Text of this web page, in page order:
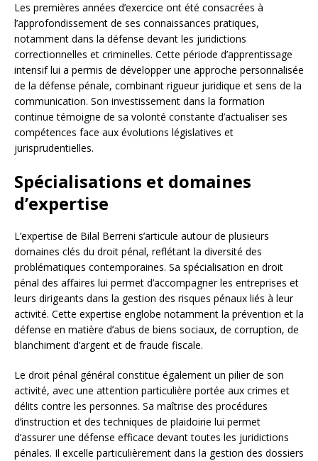
Les premières années d’exercice ont été consacrées à
l’approfondissement de ses connaissances pratiques,
notamment dans la défense devant les juridictions
correctionnelles et criminelles. Cette période d’apprentissage
intensif lui a permis de développer une approche personnalisée
de la défense pénale, combinant rigueur juridique et sens de la
communication. Son investissement dans la formation
continue témoigne de sa volonté constante d’actualiser ses
compétences face aux évolutions législatives et
jurisprudentielles.
Spécialisations et domaines
d’expertise
L’expertise de Bilal Berreni s’articule autour de plusieurs
domaines clés du droit pénal, reflétant la diversité des
problématiques contemporaines. Sa spécialisation en droit
pénal des affaires lui permet d’accompagner les entreprises et
leurs dirigeants dans la gestion des risques pénaux liés à leur
activité. Cette expertise englobe notamment la prévention et la
défense en matière d’abus de biens sociaux, de corruption, de
blanchiment d’argent et de fraude fiscale.
Le droit pénal général constitue également un pilier de son
activité, avec une attention particulière portée aux crimes et
délits contre les personnes. Sa maîtrise des procédures
d’instruction et des techniques de plaidoirie lui permet
d’assurer une défense efficace devant toutes les juridictions
pénales. Il excelle particulièrement dans la gestion des dossiers